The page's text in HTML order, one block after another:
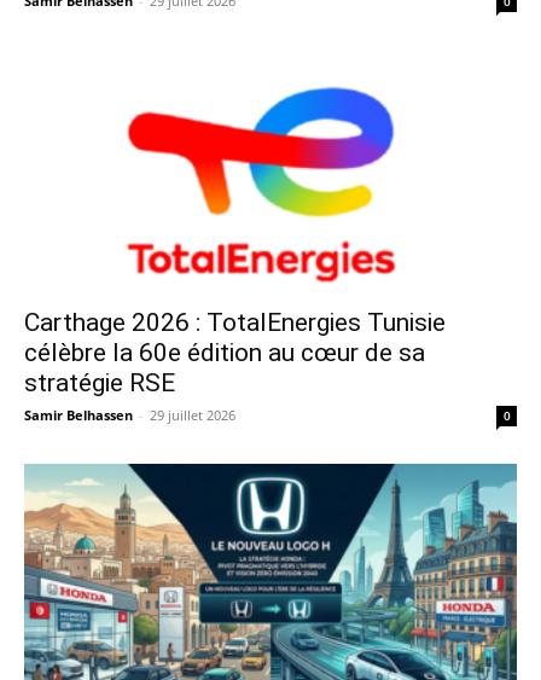
Carthage 2026 : TotalEnergies Tunisie
célèbre la 60e édition au cœur de sa
stratégie RSE
Samir Belhassen - 29 juillet 2026 0